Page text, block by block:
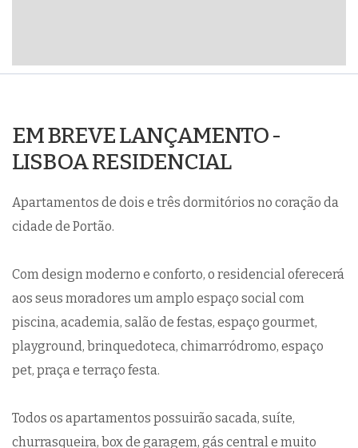
EM BREVE LANÇAMENTO -
LISBOA RESIDENCIAL
Apartamentos de dois e três dormitórios no coração da
cidade de Portão.
Com design moderno e conforto, o residencial oferecerá
aos seus moradores um amplo espaço social com
piscina, academia, salão de festas, espaço gourmet,
playground, brinquedoteca, chimarródromo, espaço
pet, praça e terraço festa.
Todos os apartamentos possuirão sacada, suíte,
churrasqueira, box de garagem, gás central e muito